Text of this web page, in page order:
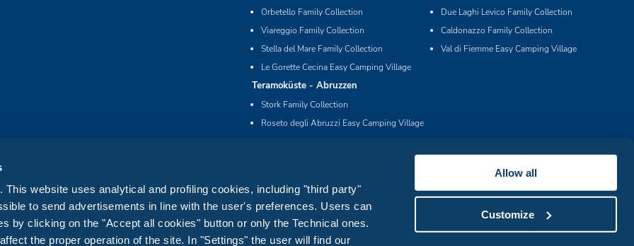
website uses analytical and profiling cookies, including "third party"
to send advertisements in line with the user's preferences. Users can
by clicking on the "Accept all cookies" button or only the Technical ones.
the proper operation of the site. In "Settings" the user will find our
Allow all
Customize
Orbetello Family Collection
Viareggio Family Collection
Stella del Mare Family Collection
Le Gorette Cecina Easy Camping Village
Teramoküste - Abruzzen
Stork Family Collection
Roseto degli Abruzzi Easy Camping Village
Due Laghi Levico Family Collection
Caldonazzo Family Collection
Val di Fiemme Easy Camping Village